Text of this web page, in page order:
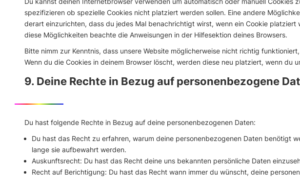
spezifizieren ob spezielle Cookies nicht platziert werden sollen. Eine andere
derart einzurichten, dass du jedes Mal benachrichtigt wirst, wenn ein Cookie platziert
diese Möglichkeiten beachte die Anweisungen in der Hilfesektion deines Browsers.
Bitte nimm zur Kenntnis, dass unsere Website möglicherweise nicht richtig
Wenn du die Cookies in deinem Browser löscht, werden diese neu platziert, wenn du
9. Deine Rechte in Bezug auf personenbezogene
Du hast folgende Rechte in Bezug auf deine personenbezogenen Daten:
Du hast das Recht zu erfahren, warum deine personenbezogenen Daten benötigt
lange sie aufbewahrt werden.
Auskunftsrecht: Du hast das Recht deine uns bekannten persönliche Daten
Recht auf Berichtigung: Du hast das Recht wann immer du wünscht, deine